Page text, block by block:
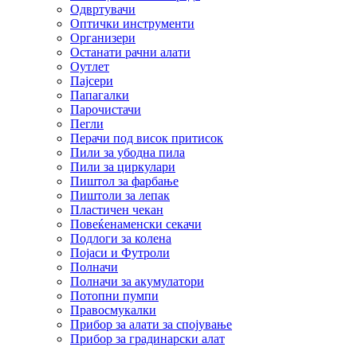
Одвртувачи
Оптички инструменти
Организери
Останати рачни алати
Оутлет
Пајсери
Папагалки
Парочистачи
Пегли
Перачи под висок притисок
Пили за убодна пила
Пили за циркулари
Пиштол за фарбање
Пиштоли за лепак
Пластичен чекан
Повеќенаменски секачи
Подлоги за колена
Појаси и Футроли
Полначи
Полначи за акумулатори
Потопни пумпи
Правосмукалки
Прибор за алати за спојување
Прибор за градинарски алат